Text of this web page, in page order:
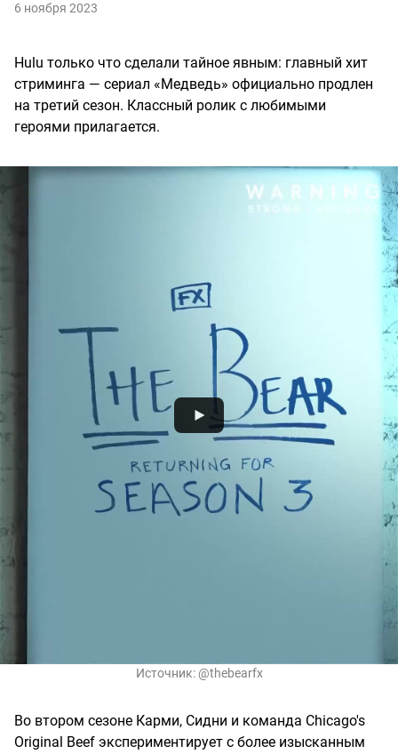
6 ноября 2023
Hulu только что сделали тайное явным: главный хит
стриминга — сериал «Медведь» официально продлен
на третий сезон. Классный ролик с любимыми
героями прилагается.
Источник: @thebearfx
Во втором сезоне Карми, Сидни и команда Chicago's
Original Beef экспериментирует с более изысканным